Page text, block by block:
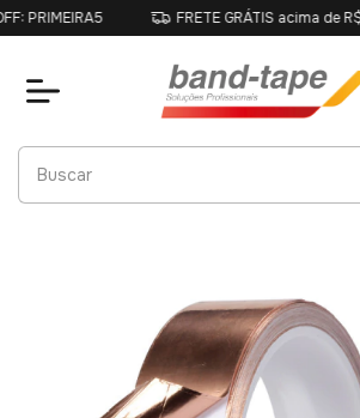
FRETE GRÁTIS acima de R$250